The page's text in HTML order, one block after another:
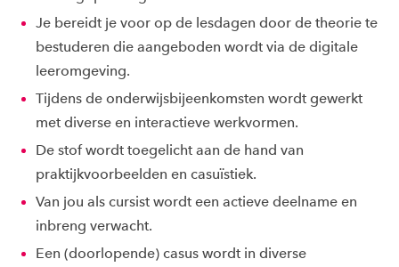
Je bereidt je voor op de lesdagen door de theorie te
bestuderen die aangeboden wordt via de digitale
leeromgeving.
Tijdens de onderwijsbijeenkomsten wordt gewerkt
met diverse en interactieve werkvormen.
De stof wordt toegelicht aan de hand van
praktijkvoorbeelden en casuïstiek.
Van jou als cursist wordt een actieve deelname en
inbreng verwacht.
Een (doorlopende) casus wordt in diverse